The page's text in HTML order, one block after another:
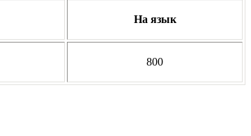
На язык
800